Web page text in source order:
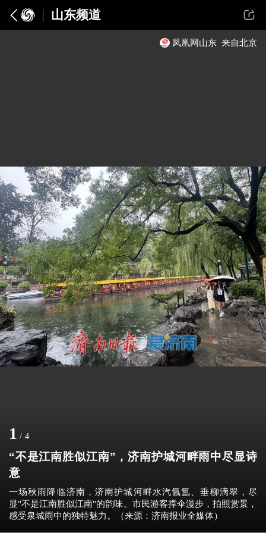
山东频道
凤凰网山东 来自北京
1 / 4
“不是江南胜似江南”，济南护城河畔雨中尽显诗
意
一场秋雨降临济南，济南护城河畔水汽氤氲、垂柳滴翠，尽
显"不是江南胜似江南"的韵味。市民游客撑伞漫步，拍照赏景，
感受泉城雨中的独特魅力。（来源：济南报业全媒体）